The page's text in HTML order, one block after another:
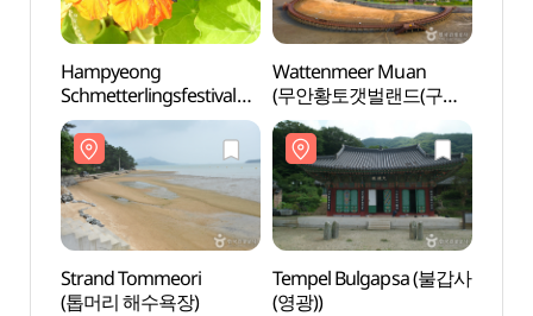
Hampyeong
Schmetterlingsfestival
(함평나비대축제)
Wattenmeer Muan
(무안황토갯벌랜드(구
무안생태갯벌센터))
Strand Tommeori
(톱머리 해수욕장)
Tempel Bulgapsa (불갑사
(영광))